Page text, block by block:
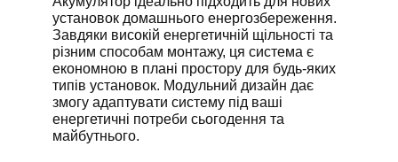
установок домашнього енергозбереження.
Завдяки високій енергетичній щільності та
різним способам монтажу, ця система є
економною в плані простору для будь-яких
типів установок. Модульний дизайн дає
змогу адаптувати систему під ваші
енергетичні потреби сьогодення та
майбутнього.